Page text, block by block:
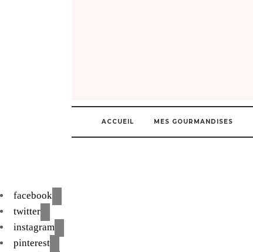
ACCUEIL MES GOURMANDISES
facebook
twitter
instagram
pinterest